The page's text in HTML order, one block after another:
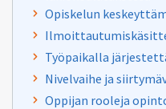
Opiskelun
Työpaikalla
Nivelvaihe ja
Oppijan rooleja